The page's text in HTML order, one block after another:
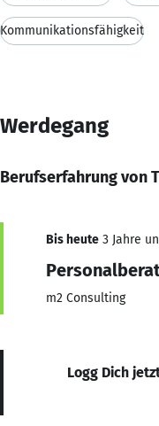
Kommunikationsfähigkeit
Werdegang
Berufserfahrung von
Bis heute 3 Jahre
m2 Consulting
Logg Dich